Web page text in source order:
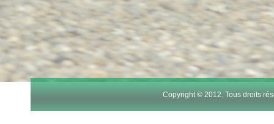
Copyright © 2012. Tous droits